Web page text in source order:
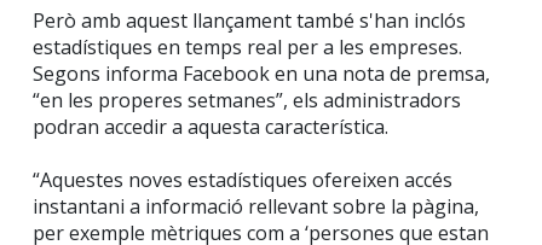
Però amb aquest llançament també s'han inclós
estadístiques en temps real per a les empreses.
Segons informa Facebook en una nota de premsa,
“en les properes setmanes”, els administradors
podran accedir a aquesta característica.
“Aquestes noves estadístiques ofereixen accés
instantani a informació rellevant sobre la pàgina,
per exemple mètriques com a ‘persones que estan